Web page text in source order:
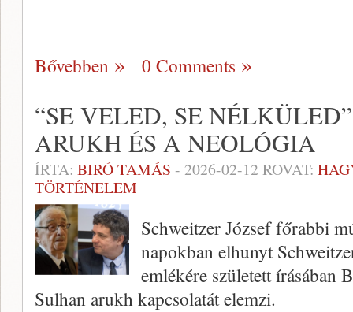
Bővebben 0 Comments
“SE VELED, SE
ARUKH ÉS A NEOLÓGIA
ÍRTA: BIRÓ TAMÁS - 2026-02-12 ROVAT:
TÖRTÉNELEM
Schweitzer József főrabbi
napokban elhunyt
emlékére született írásában
Sulhan arukh kapcsolatát elemzi.